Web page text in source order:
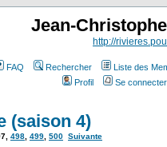
Jean-
http://
FAQ Rechercher
Liste des
Profil
Se
(saison 4)
498 499 500 Suivante